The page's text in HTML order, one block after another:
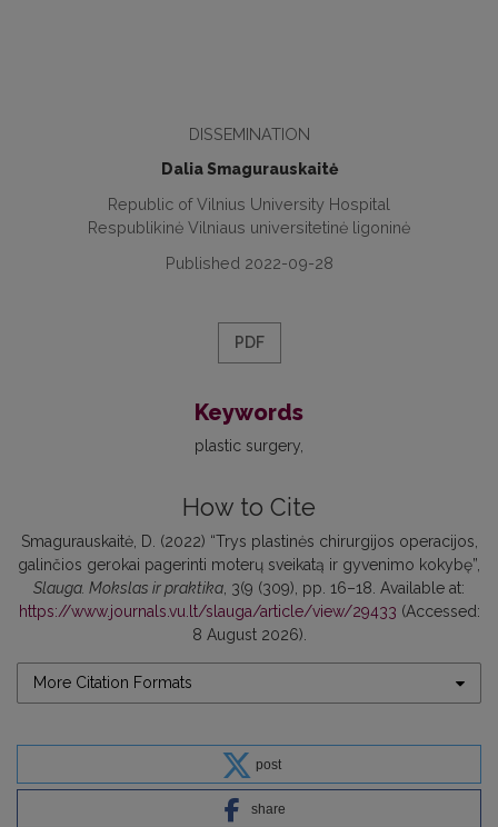
DISSEMINATION
Dalia Smagurauskaitė
Republic of Vilnius University Hospital
Respublikinė Vilniaus universitetinė ligoninė
Published 2022-09-28
PDF
Keywords
plastic surgery
How to Cite
Smagurauskaitė, D. (2022) “Trys plastinės chirurgijos operacijos,
galinčios gerokai pagerinti moterų sveikatą ir gyvenimo kokybę”,
Slauga. Mokslas ir praktika, 3(9 (309), pp. 16–18. Available at:
https://www.journals.vu.lt/slauga/article/view/29433 (Accessed:
8 August 2026).
More Citation Formats
post
share